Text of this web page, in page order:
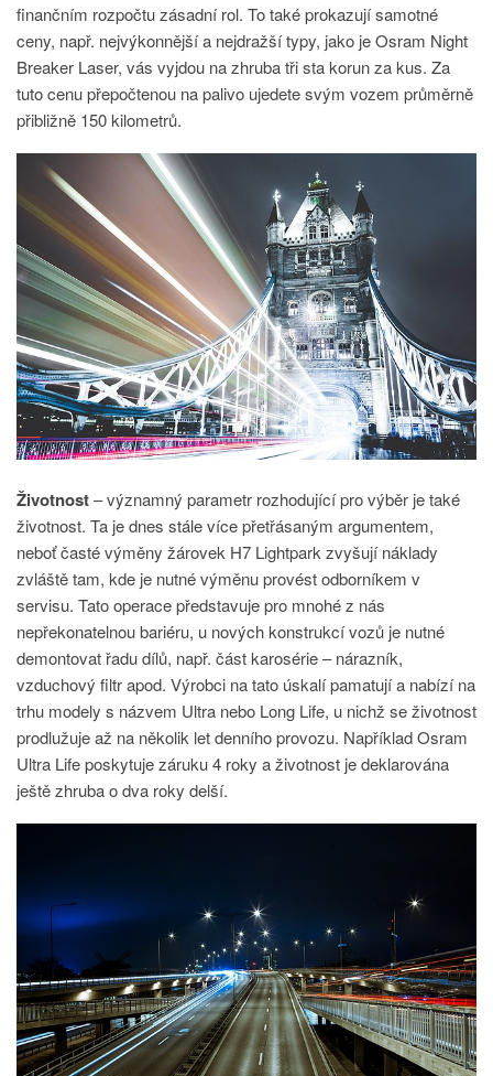
finančním rozpočtu zásadní rol. To také prokazují samotné
ceny, např. nejvýkonnější a nejdražší typy, jako je Osram Night
Breaker Laser, vás vyjdou na zhruba tři sta korun za kus. Za
tuto cenu přepočtenou na palivo ujedete svým vozem průměrně
přibližně 150 kilometrů.
Životnost– významný parametr rozhodující pro výběr je také
životnost. Ta je dnes stále více přetřásaným argumentem,
neboť časté výměny žárovek H7 Lightpark zvyšují náklady
zvláště tam, kde je nutné výměnu provést odborníkem v
servisu. Tato operace představuje pro mnohé z nás
nepřekonatelnou bariéru, u nových konstrukcí vozů je nutné
demontovat řadu dílů, např. část karosérie – nárazník,
vzduchový filtr apod. Výrobci na tato úskalí pamatují a nabízí na
trhu modely s názvem Ultra nebo Long Life, u nichž se životnost
prodlužuje až na několik let denního provozu. Například Osram
Ultra Life poskytuje záruku 4 roky a životnost je deklarována
ještě zhruba o dva roky delší.